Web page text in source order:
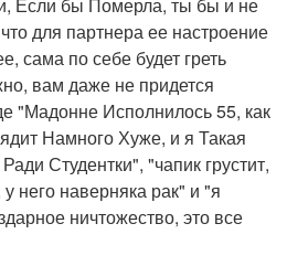
для партнера ее настроение
сама по себе будет греть
вам даже не придется
"Мадонне Исполнилось 55, как
Намного Хуже, и я Такая
Студентки", "чапик грустит,
него наверняка рак" и "я
ничтожество, это все